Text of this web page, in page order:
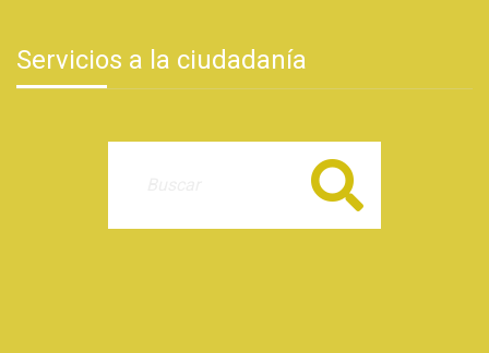
Servicios a la ciudadanía
Buscar